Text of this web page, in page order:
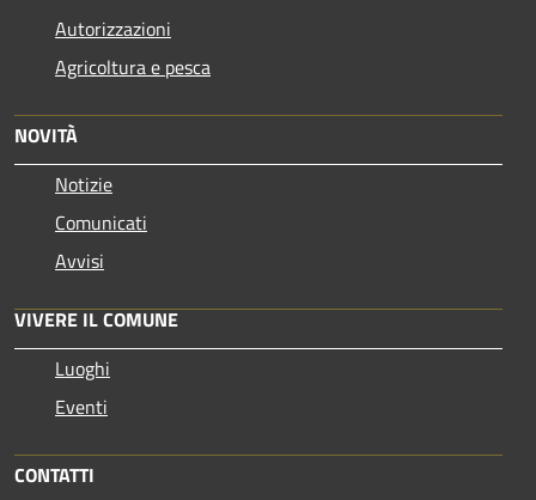
Autorizzazioni
Agricoltura e pesca
NOVITÀ
Notizie
Comunicati
Avvisi
VIVERE IL COMUNE
Luoghi
Eventi
CONTATTI